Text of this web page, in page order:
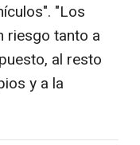
"Los
riesgo tanto a
al resto
y a la